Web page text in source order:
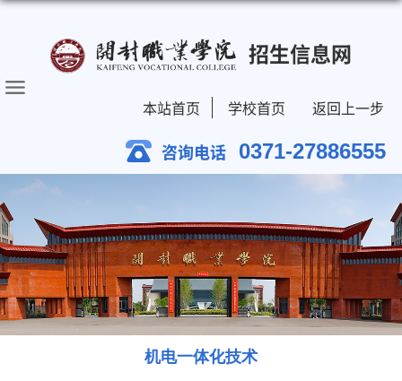
招生信息网
本站首页 学校首页 返回上一步
咨询电话 0371-27886555
机电一体化技术